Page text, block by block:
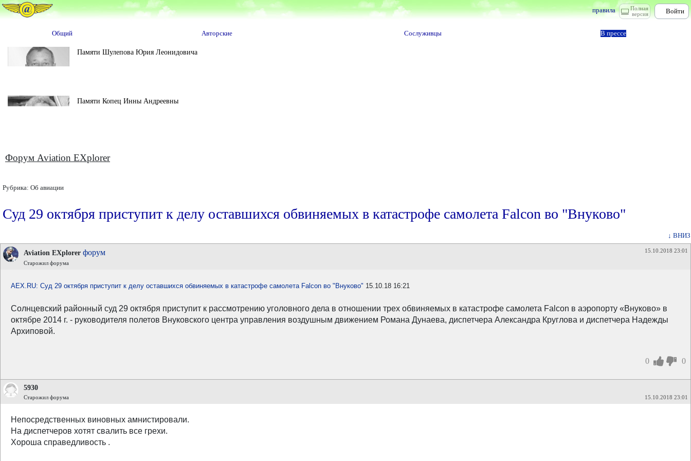
Полная
версия
правила Войти
Общий Авторские Сослуживцы В прессе
Памяти Шулепова Юрия Леонидовича
Памяти Копец Инны Андреевны
Форум Aviation EXplorer
Рубрика: Об авиации
Суд 29 октября приступит к делу оставшихся обвиняемых в катастрофе самолета Falcon во "Внуково"
↓ ВНИЗ
Aviation EXplorer форум
Старожил форума
15.10.2018 23:01
AEX.RU: Суд 29 октября приступит к делу оставшихся обвиняемых в катастрофе самолета Falcon во "Внуково" 15.10.18 16:21
Солнцевский районный суд 29 октября приступит к рассмотрению уголовного дела в отношении трех обвиняемых в катастрофе самолета Falcon в аэропорту «Внуково» в
октябре 2014 г. - руководителя полетов Внуковского центра управления воздушным движением Романа Дунаева, диспетчера Александра Круглова и диспетчера Надежды
Архиповой.
0 0
5930
Старожил форума 15.10.2018 23:01
Непосредственных виновных амнистировали.
На диспетчеров хотят свалить все грехи.
Хороша справедливость .